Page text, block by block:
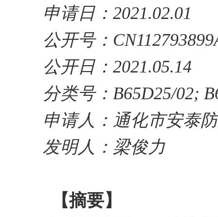
申请日：2021.02.01
公开号：
公开日：2021.05.14
分类号：B65D25/02;
申请人：通化市安泰
发明人：梁俊力
【摘要】